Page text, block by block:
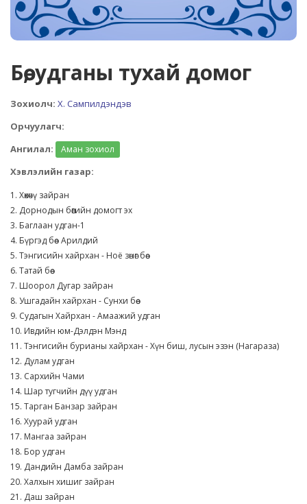
Бөө, удганы тухай домог
Зохиолч: Х. Сампилдэндэв
Орчуулагч:
Ангилал:
Аман зохиол
Хэвлэлийн газар:
1. Хөхөчү зайран
2. Дорнодын бөөгийн домогт эх
3. Баглаан удган-1
4. Бүргэд бөө - Арилдий
5. Тэнгисийн хайрхан - Ноё зөнөг бөө
6. Татай бөө
7. Шоорол Дугар зайран
8. Ушгадайн хайрхан - Сунхи бөө
9. Судагын Хайрхан - Амаажий удган
10. Ивдийн юм-Дэлдэн Мэнд
11. Тэнгисийн бурианы хайрхан - Хүн биш, лусын эзэн (Нагараза)
12. Дулам удган
13. Сархийн Чами
14. Шар тугчийн дүү удган
15. Тарган Банзар зайран
16. Хуурай удган
17. Мангаа зайран
18. Бор удган
19. Дандийн Дамба зайран
20. Халхын хишиг зайран
21. Даш зайран